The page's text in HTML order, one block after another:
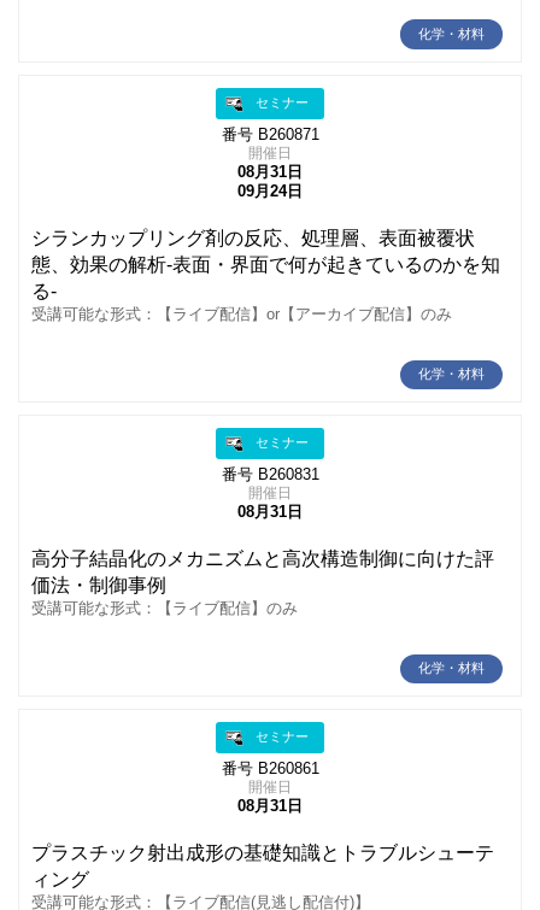
化学・材料
セミナー
番号 B260871
開催日
08月31日
09月24日
シランカップリング剤の反応、処理層、表面被覆状
態、効果の解析-表面・界面で何が起きているのかを知
る-
受講可能な形式：【ライブ配信】or【アーカイブ配信】のみ
化学・材料
セミナー
番号 B260831
開催日
08月31日
高分子結晶化のメカニズムと高次構造制御に向けた評
価法・制御事例
受講可能な形式：【ライブ配信】のみ
化学・材料
セミナー
番号 B260861
開催日
08月31日
プラスチック射出成形の基礎知識とトラブルシューテ
ィング
受講可能な形式：【ライブ配信(見逃し配信付)】